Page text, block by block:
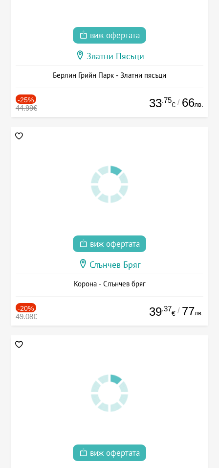
виж офертата
Златни Пясъци
Берлин Грийн Парк - Златни пясъци
-25%
44.99€ 33.75
€ / 66лв.
виж офертата
Слънчев Бряг
Корона - Слънчев бряг
-20%
49.08€ 39.37
€ / 77лв.
виж офертата